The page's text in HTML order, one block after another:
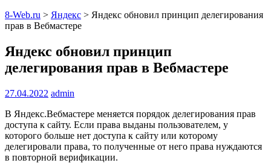
8-Web.ru > Яндекс > Яндекс обновил принцип делегирования
прав в Вебмастере
Яндекс обновил принцип
делегирования прав в Вебмастере
27.04.2022 admin
В Яндекс.Вебмастере меняется порядок делегирования прав
доступа к сайту. Если права выданы пользователем, у
которого больше нет доступа к сайту или которому
делегировали права, то полученные от него права нуждаются
в повторной верификации.